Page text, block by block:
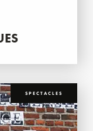
SPECTACLES